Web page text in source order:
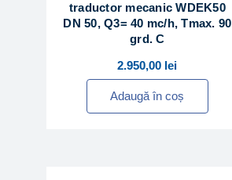
traductor mecanic WDEK50
DN 50, Q3= 40 mc/h, Tmax. 90
grd. C
2.950,00 lei
Adaugă în coș